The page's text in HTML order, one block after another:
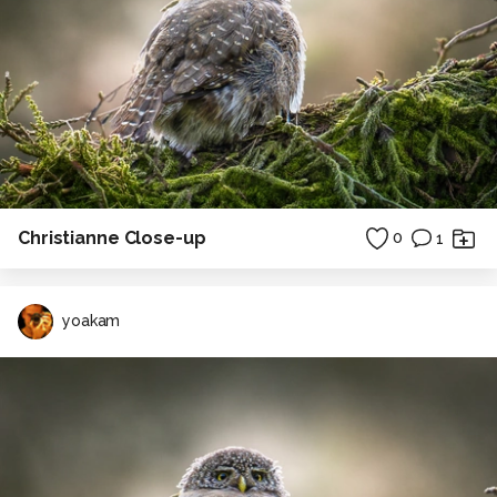
jullie foto´s niet missen.
Ik hoop dan ook dat de mensen die fan van mij zijn als
Yoakam, dan ook TwinFlame in de gaten zullen blijven
houden want daar ben ik dus vanaf nu te vinden.
Tot zooms :) en nogmaals bedankt voor al jullie leuke
reacties en opbouwende kritieken! We leren daar alleen
maar heel erg veel van!
groetjes
Ik ben geen echte fotograaf maar een hobby-ist,
fotografie heeft me altijd al geboeid. Ik ben sinds Juni
2005 in het bezit van de konica minolta dimage A200 en
Christianne Close-up 0 1
yoakam